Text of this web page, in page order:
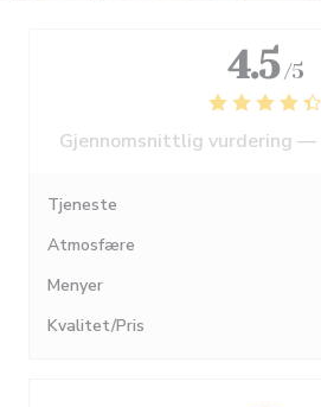
4.5 /5
Gjennomsnittlig vurdering —
Tjeneste
Atmosfære
Menyer
Kvalitet/Pris